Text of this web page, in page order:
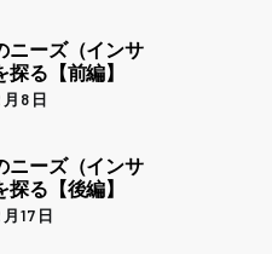
ニーズ（インサ
探る【前編】
8日
ニーズ（インサ
探る【後編】
17日